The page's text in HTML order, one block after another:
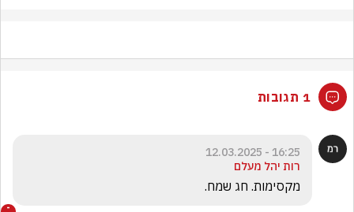
1 תגובות
16:25 - 12.03.2025
רות יהל מעלם
מקסימות. חג שמח.